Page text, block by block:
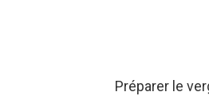
Préparer le